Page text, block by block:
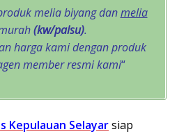
melia biyang danmelia
(kw/palsu).
harga kami dengan produk
member resmi kami“
Kepulauan Selayarsiap